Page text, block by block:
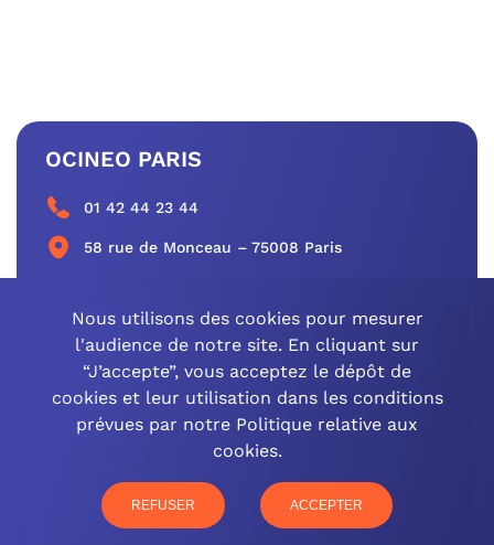
OCINEO PARIS
01 42 44 23 44
58 rue de Monceau – 75008 Paris
CONTACTEZ-NOUS
OCINEO GRAND EST
77 rue Paul Douce – 51480 Damery
Nous utilisons des cookies pour mesurer
l'audience de notre site. En cliquant sur
“J’accepte”, vous acceptez le dépôt de
cookies et leur utilisation dans les conditions
prévues par notre Politique relative aux
cookies.
REFUSER ACCEPTER